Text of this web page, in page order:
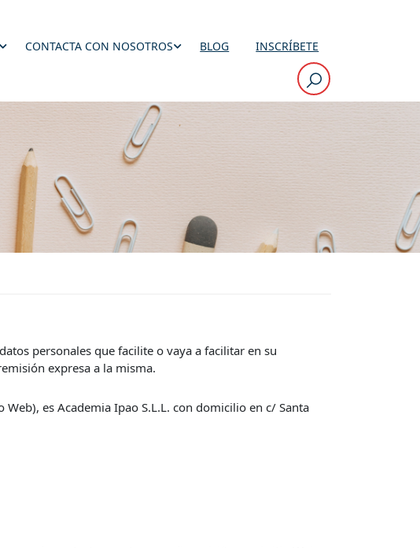
CONTACTA CON NOSOTROS BLOG INSCRÍBETE
personales que facilite o vaya a facilitar en su
expresa a la misma.
es Academia Ipao S.L.L. con domicilio en c/ Santa